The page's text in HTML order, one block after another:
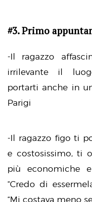
#3. Primo
-Il ragazzo
irrilevante il
portarti anche in
Parigi
-Il ragazzo figo ti
e costosissimo, ti
più economiche
“Credo di
“Mi costava meno